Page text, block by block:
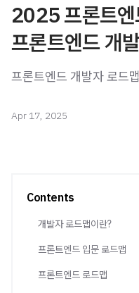
2025 프론트엔
프론트엔드 개
프론트엔드 개발자 로드
Apr 17, 2025
Contents
개발자 로드맵이란?
프론트엔드 입문 로드맵
프론트엔드 로드맵